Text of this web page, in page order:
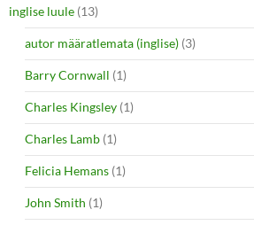
inglise luule (13)
autor määratlemata (inglise) (3)
Barry Cornwall (1)
Charles Kingsley (1)
Charles Lamb (1)
Felicia Hemans (1)
John Smith (1)